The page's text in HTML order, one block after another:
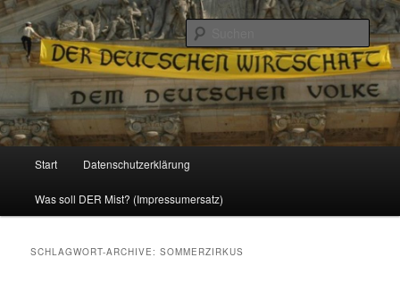
Reizzentrum
Politik, Wirtschaft, Soziales und Gesellschaft
Zum
Inhalt
Zum
sekundären
Start Datenschutzerklärung
Was soll DER Mist? (Impressumersatz)
SCHLAGWORT-ARCHIVE:SOMMERZIRKUS